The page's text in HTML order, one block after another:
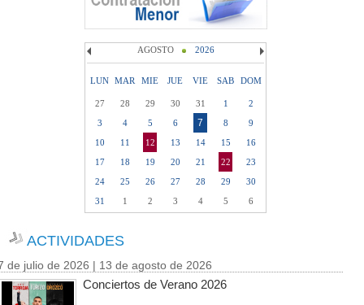
AGOSTO 2026
LUN MAR MIE JUE VIE SAB DOM
27 28 29 30 31 1
2
3
4 5 6 7 8
9
10
11 12 13 14 15
16
17
18 19 20 21 22
23
24
25 26 27 28 29
30
31
1 2 3 4 5 6
ACTIVIDADES
de julio de 2026 | 13 de agosto de 2026
Conciertos de Verano 2026